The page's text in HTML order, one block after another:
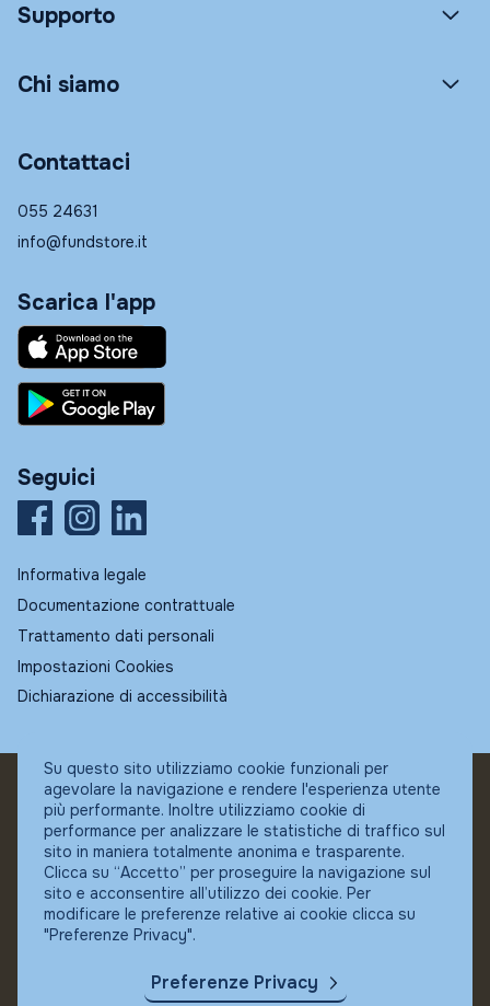
Supporto
Chi siamo
Contattaci
055 24631
info@fundstore.it
Scarica l'app
Seguici
Informativa legale
Documentazione contrattuale
Trattamento dati personali
Impostazioni Cookies
Dichiarazione di accessibilità
© Fundstore
Collocatore autorizzato:
Banca Ifigest SpA
P.Iva: 04337180485
Su questo sito utilizziamo cookie funzionali per
agevolare la navigazione e rendere l'esperienza utente
più performante. Inoltre utilizziamo cookie di
performance per analizzare le statistiche di traffico sul
sito in maniera totalmente anonima e trasparente.
Clicca su “Accetto” per proseguire la navigazione sul
sito e acconsentire all’utilizzo dei cookie. Per
modificare le preferenze relative ai cookie clicca su
"Preferenze Privacy".
Preferenze Privacy